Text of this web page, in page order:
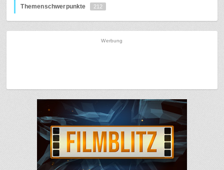
Themenschwerpunkte 212
Werbung